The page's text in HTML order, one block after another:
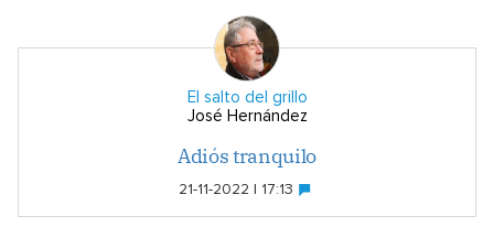
El salto del grillo
José Hernández
Adiós tranquilo
21-11-2022 | 17:13